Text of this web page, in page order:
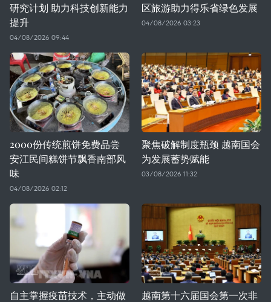
研究计划 助力科技创新能力
提升
04/08/2026 09:44
区旅游助力得乐省绿色发展
04/08/2026 03:23
2000份传统煎饼免费品尝
安江民间糕饼节飘香南部风
味
04/08/2026 02:12
聚焦破解制度瓶颈 越南国会
为发展蓄势赋能
03/08/2026 11:32
自主掌握疫苗技术，主动做
越南第十六届国会第一次非